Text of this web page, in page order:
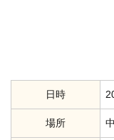
日時
場所